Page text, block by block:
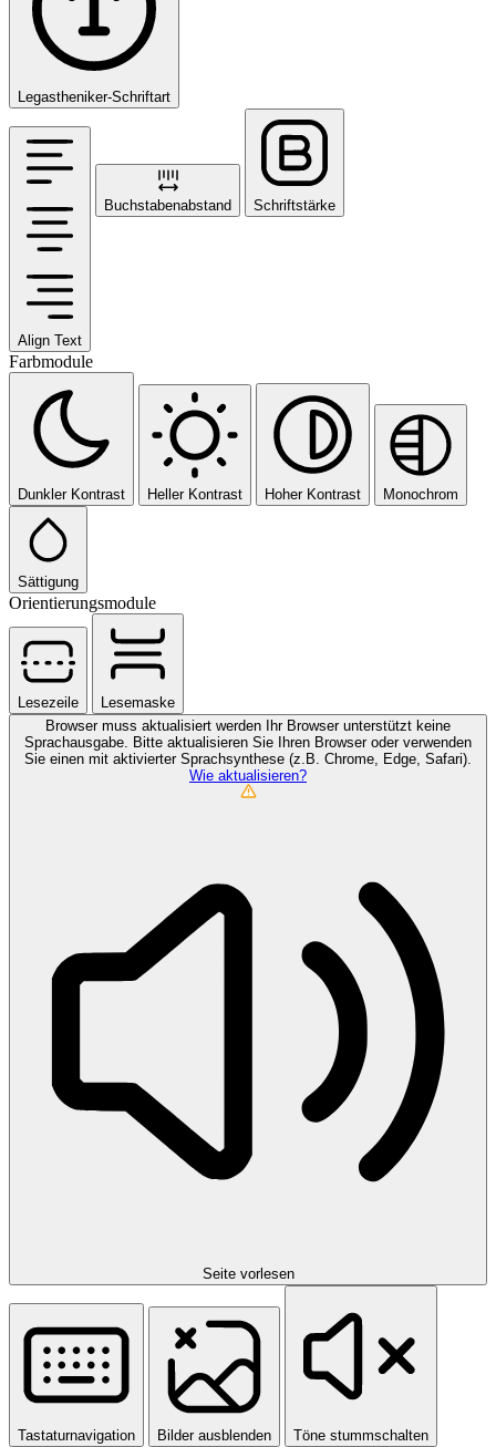
Legastheniker-Schriftart
Align Text
Buchstabenabstand Schriftstärke
Farbmodule
Dunkler Kontrast Heller Kontrast Hoher Kontrast Monochrom
Sättigung
Orientierungsmodule
Lesezeile
Lesemaske
Browser muss aktualisiert werden
Ihr Browser unterstützt keine
Sprachausgabe. Bitte aktualisieren Sie Ihren Browser oder verwenden
Sie einen mit aktivierter Sprachsynthese (z.B. Chrome, Edge, Safari).
Wie aktualisieren?
Seite vorlesen
Tastaturnavigation Bilder ausblenden Töne stummschalten